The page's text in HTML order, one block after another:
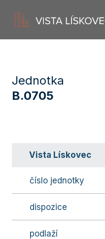
Jednotka
B.0705
Vista Lískovec
číslo jednotky
dispozice
podlaží